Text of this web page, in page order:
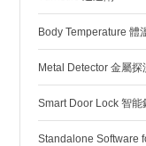
Body Temperature 體
Metal Detector 金屬探
Smart Door Lock 智能
Standalone Software